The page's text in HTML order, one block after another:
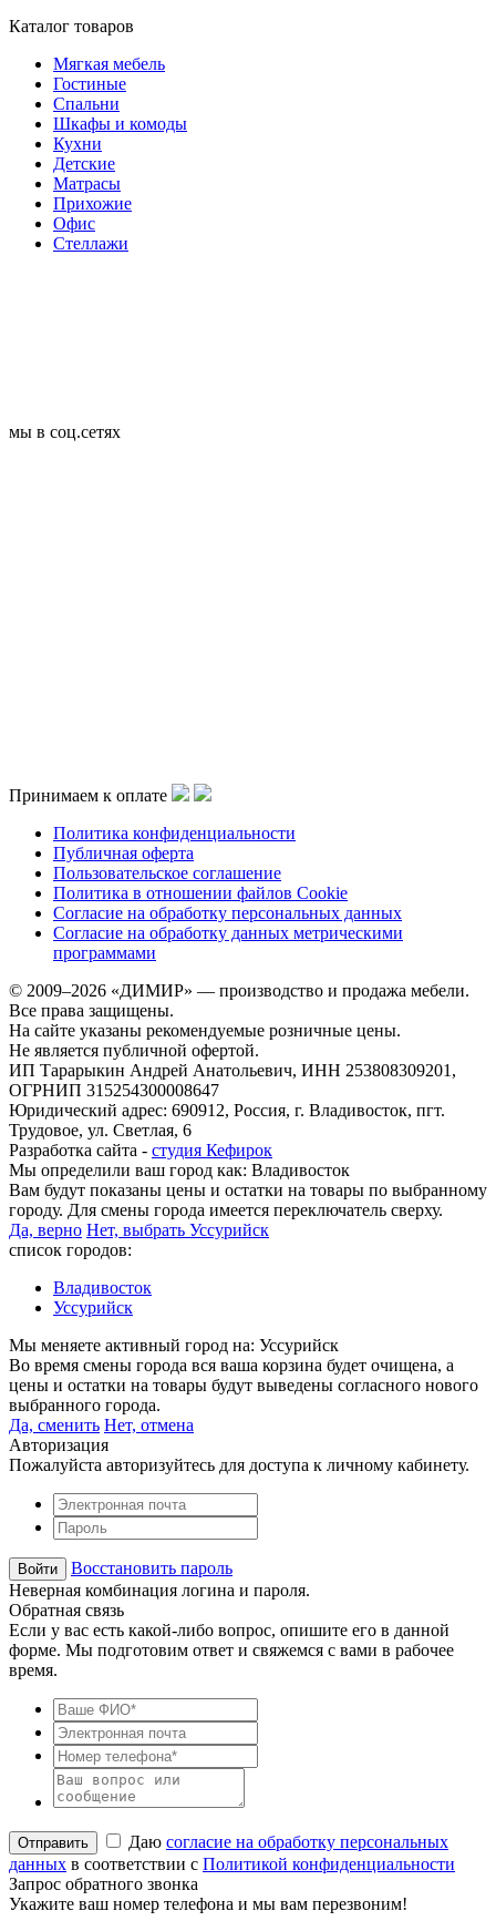
Каталог товаров
Мягкая мебель
Гостиные
Спальни
Шкафы и комоды
Кухни
Детские
Матрасы
Прихожие
Офис
Стеллажи
мы в соц.сетях
Принимаем к оплате
Политика конфиденциальности
Публичная оферта
Пользовательское соглашение
Политика в отношении файлов Cookie
Согласие на обработку персональных данных
Согласие на обработку данных метрическими
программами
© 2009–2026 «ДИМИР» — производство и продажа мебели.
Все права защищены.
На сайте указаны рекомендуемые розничные цены.
Не является публичной офертой.
ИП Тарарыкин Андрей Анатольевич, ИНН 253808309201,
ОГРНИП 315254300008647
Юридический адрес: 690912, Россия, г. Владивосток, пгт.
Трудовое, ул. Светлая, 6
Разработка сайта - студия Кефирок
Мы определили ваш город как: Владивосток
Вам будут показаны цены и остатки на товары по выбранному
городу. Для смены города имеется переключатель сверху.
Да, верно Нет, выбрать Уссурийск
список городов:
Владивосток
Уссурийск
Мы меняете активный город на: Уссурийск
Во время смены города вся ваша корзина будет очищена, а
цены и остатки на товары будут выведены согласного нового
выбранного города.
Да, сменить Нет, отмена
Авторизация
Пожалуйста авторизуйтесь для доступа к личному кабинету.
Восстановить пароль
Неверная комбинация логина и пароля.
Обратная связь
Если у вас есть какой-либо вопрос, опишите его в данной
форме. Мы подготовим ответ и свяжемся с вами в рабочее
время.
Даю согласие на обработку персональных
данных в соответствии с Политикой конфиденциальности
Запрос обратного звонка
Укажите ваш номер телефона и мы вам перезвоним!